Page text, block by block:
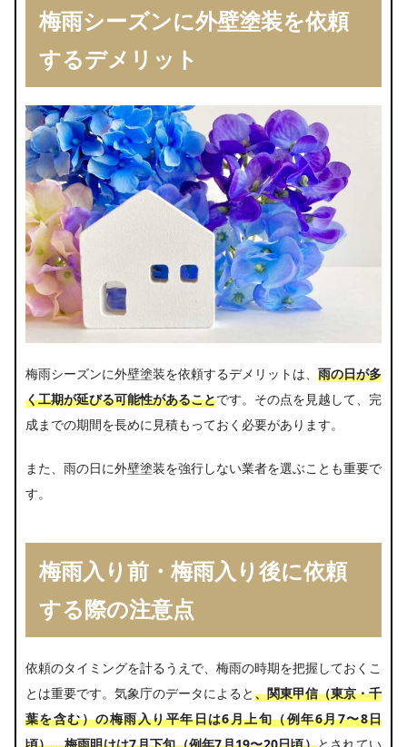
梅雨シーズンに外壁塗装を依頼
するデメリット
梅雨シーズンに外壁塗装を依頼するデメリットは、 雨の日が多
く工期が延びる可能性があることです。その点を見越して、完
成までの期間を長めに見積もっておく必要があります。
また、雨の日に外壁塗装を強行しない業者を選ぶことも重要で
す。
梅雨入り前・梅雨入り後に依頼
する際の注意点
依頼のタイミングを計るうえで、梅雨の時期を把握しておくこ
とは重要です。気象庁のデータによると、関東甲信（東京・千
葉を含む）の梅雨入り平年日は6月上旬（例年6月7〜8日